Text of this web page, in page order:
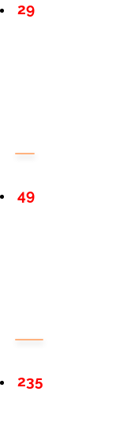
29
49
235